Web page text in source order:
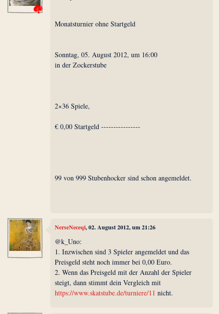
Monatsturnier ohne Startgeld
Sonntag, 05. August 2012, um 16:00
in der Zockerstube
2×36 Spiele,
€ 0,00 Startgeld ----------------
99 von 999 Stubenhocker sind schon angemeldet.
NerseNeceqi, 02. August 2012, um 21:26
@k_Uno:
1. Inzwischen sind 3 Spieler angemeldet und das
Preisgeld steht noch immer bei 0,00 Euro.
2. Wenn das Preisgeld mit der Anzahl der Spieler
steigt, dann stimmt dein Vergleich mit
https://www.skatstube.de/turniere/11 nicht.